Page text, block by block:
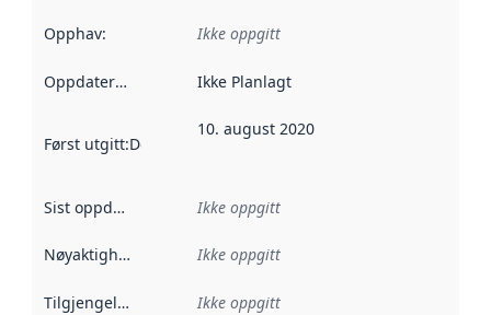
Opphav: Ikke oppgitt
Oppdateringsfrekvens :
Ikke Planlagt
Først utgitt:Denne datoen sier når dataene i dette
10. august 2020
Sist oppdatert Ikke oppgitt
Nøyaktighet Ikke oppgitt
Tilgjengelighet Ikke oppgitt